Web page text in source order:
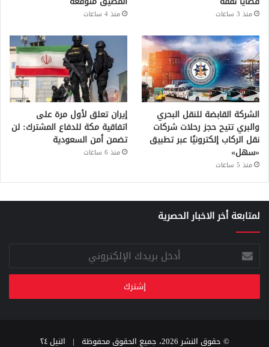
منذ 3 ساعات منذ 4 ساعات
الشركة القابضة للنقل البحري
والبري تتيح حجز رحلات شركات
نقل الركاب إلكترونيًا عبر تطبيق
«سهل»
منذ 5 ساعات
إيران تعلق لأول مرة على
اتفاقية مكة للدفاع المشترك: لن
تضمن أمن السعودية
منذ 6 ساعات
لمتابعة أخر الاخبار الحصرية
أدخل
بريدك
الإلكتروني
© حقوق النشر 2026، جميع الحقوق محفوظة | النيل ٢٤